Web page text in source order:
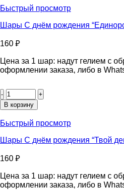
днём
"Зверята-
Быстрый просмотр
Шары С днём рождения
160 ₽
Цена за 1 шар: надут гелием с
оформлении заказа, либо в
товара
Шары
днём
“Единорог”
В корзину
Быстрый просмотр
Шары С днём рождения “Твой
160 ₽
Цена за 1 шар: надут гелием с
оформлении заказа, либо в